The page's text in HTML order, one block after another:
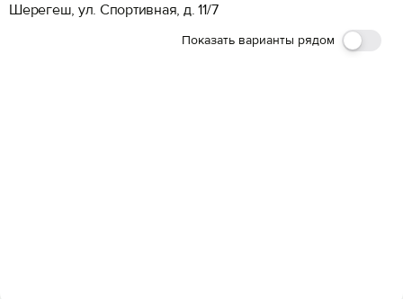
Шерегеш, ​ул. Спортивная, д. 11/7
Показать варианты рядом